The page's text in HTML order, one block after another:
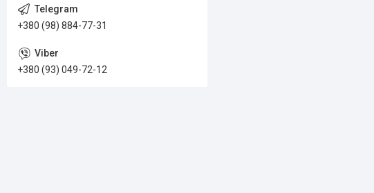
+380 (98) 884-77-31
+380 (93) 049-72-12